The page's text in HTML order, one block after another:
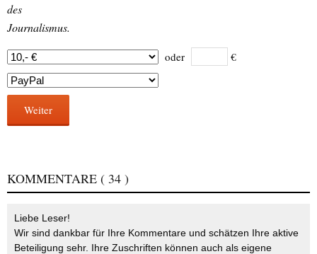
des
Journalismus.
oder €
Weiter
KOMMENTARE ( 34 )
Liebe Leser!
Wir sind dankbar für Ihre Kommentare und schätzen Ihre aktive
Beteiligung sehr. Ihre Zuschriften können auch als eigene